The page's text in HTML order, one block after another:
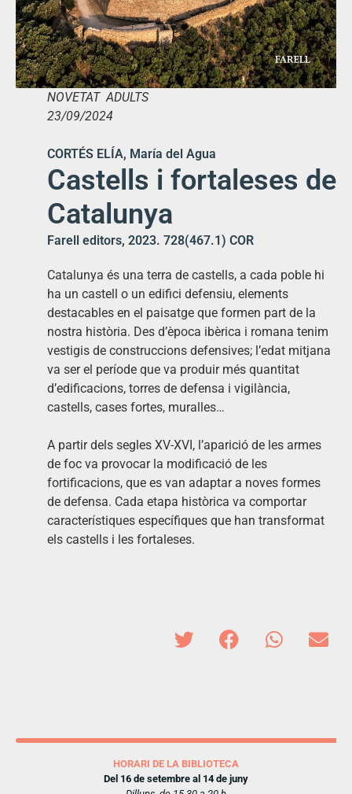
NOVETAT ADULTS
23/09/2024
CORTÉS ELÍA, María del Agua
Castells i fortaleses de
Catalunya
Farell editors, 2023. 728(467.1) COR
Catalunya és una terra de castells, a cada poble hi
ha un castell o un edifici defensiu, elements
destacables en el paisatge que formen part de la
nostra història. Des d’època ibèrica i romana tenim
vestigis de construccions defensives; l’edat mitjana
va ser el període que va produir més quantitat
d’edificacions, torres de defensa i vigilància,
castells, cases fortes, muralles…
A partir dels segles XV-XVI, l’aparició de les armes
de foc va provocar la modificació de les
fortificacions, que es van adaptar a noves formes
de defensa. Cada etapa històrica va comportar
característiques específiques que han transformat
els castells i les fortaleses.
HORARI DE LA BIBLIOTECA
Del 16 de setembre al 14 de juny